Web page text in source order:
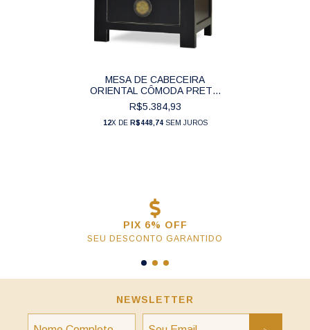
MESA DE CABECEIRA
ORIENTAL CÔMODA PRETO
2 GAVETAS PUXADORES
BRONZE (55 CM) - ACH005
R$5.384,93
12X DE R$448,74SEM JUROS
PIX 6% OFF
SEU DESCONTO GARANTIDO
NEWSLETTER